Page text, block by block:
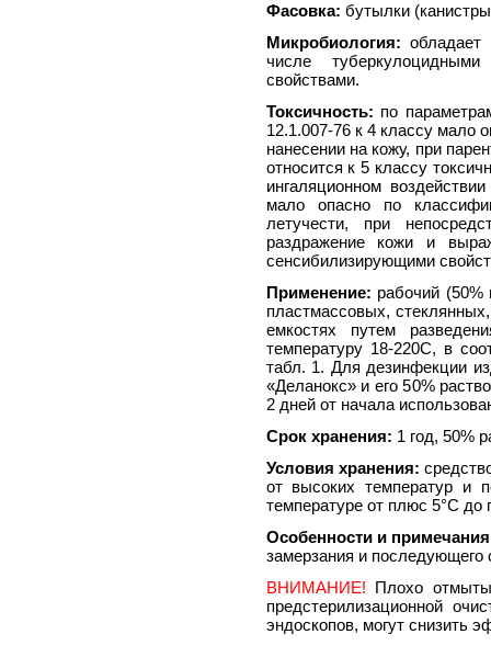
Фасовка: бутылки
Микробиология:
числе
свойствами.
Токсичность: по
12.1.007-76 к 4 классу мало
нанесении на кожу, при
относится к 5 классу
ингаляционном
мало опасно по
летучести, при
раздражение кожи и
сенсибилизирующими
Применение: рабочий (50%
пластмассовых,
емкостях путем
температуру 18-220С, в
табл. 1. Для дезинфекции
«Деланокс» и его 50%
2 дней от начала
Срок хранения: 1 год, 50%
Условия хранения:
от высоких температур и
температуре от плюс 5°С до
Особенности и
замерзания и последующего
ВНИМАНИЕ! Плохо
предстерилизационной
эндоскопов, могут снизить